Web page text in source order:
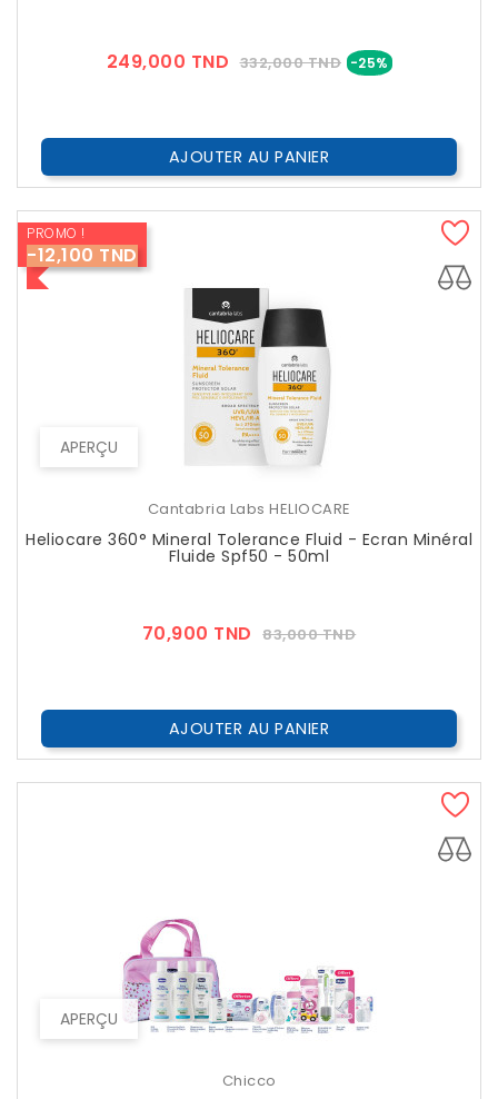
249,000 TND Prix
332,000 TND -25% Prix
AJOUTER AU PANIER
APERÇU
PROMO !
-12,100 TND
Cantabria Labs HELIOCARE
Heliocare 360° Mineral Tolerance Fluid - Ecran Minéral
Fluide Spf50 - 50ml
70,900 TND Prix
83,000 TNDPrix
AJOUTER AU PANIER
APERÇU
Chicco